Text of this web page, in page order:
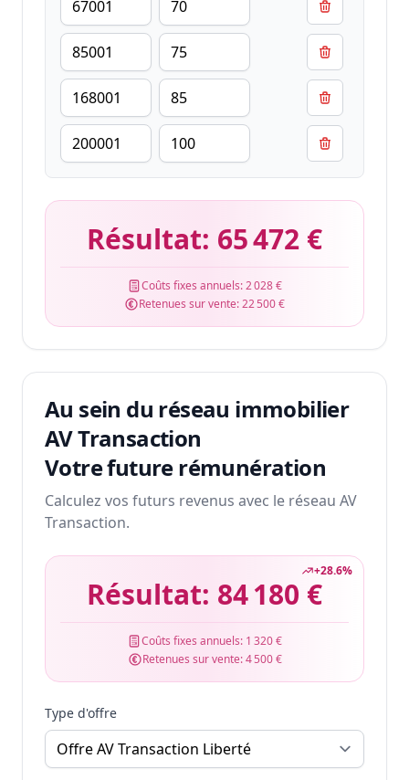
Résultat: 65 472 €
Coûts fixes annuels:2 028 €
Retenues sur vente:22 500 €
Au sein du réseau immobilier
AV Transaction
Votre future rémunération
Calculez vos futurs revenus avec le réseau AV
Transaction.
+28.6%
Résultat: 84 180 €
Coûts fixes annuels: 1 320 €
Retenues sur vente:4 500 €
Type d'offre